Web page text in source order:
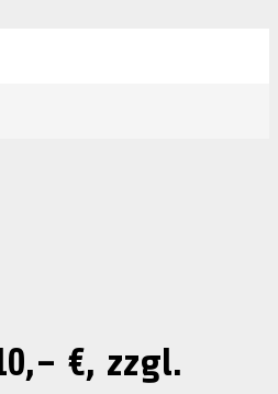
€, zzgl.